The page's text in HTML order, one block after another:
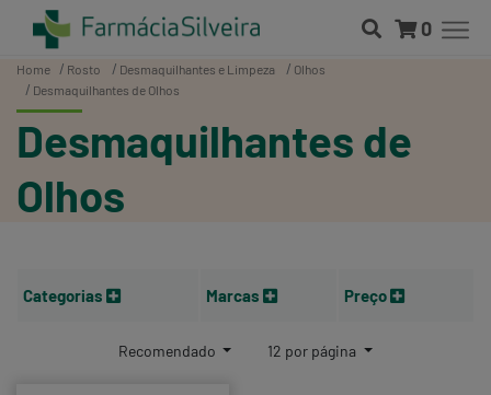
0
Home Rosto Desmaquilhantes e Limpeza
Olhos
Desmaquilhantes de Olhos
Desmaquilhantes de
Olhos
Categorias Marcas Preço
Recomendado 12 por página